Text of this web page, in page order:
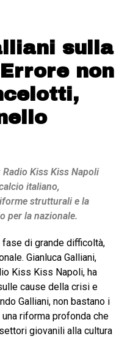
sulla
non
Kiss Kiss Napoli
italiano,
strutturali e la
per la nazionale.
di grande difficoltà,
Gianluca Galliani,
Kiss Kiss Napoli, ha
cause della crisi e
Galliani, non bastano i
riforma profonda che
giovanili alla cultura